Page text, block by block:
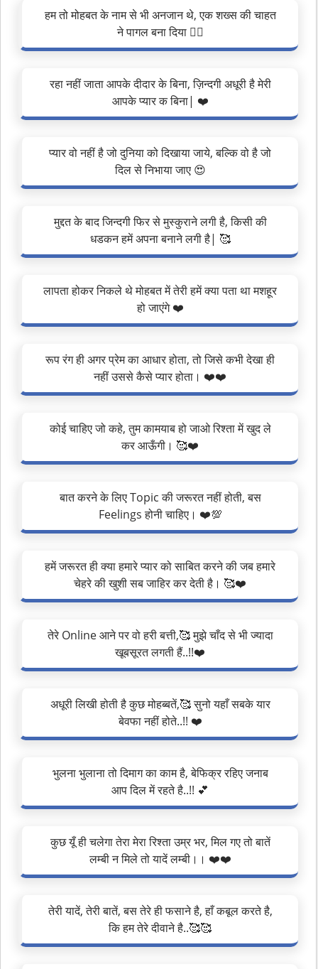
हम तो मोहबत के नाम से भी अनजान थे, एक शख्स की चाहत
ने पागल बना दिया ❤️‍🔥
रहा नहीं जाता आपके दीदार के बिना, ज़िन्दगी अधूरी है मेरी
आपके प्यार क बिना| ❤️
प्यार वो नहीं है जो दुनिया को दिखाया जाये, बल्कि वो है जो
दिल से निभाया जाए 😍
मुद्दत के बाद जिन्दगी फिर से मुस्कुराने लगी है, किसी की
धडकन हमें अपना बनाने लगी है| 🥰
लापता होकर निकले थे मोहबत में तेरी हमें क्या पता था मशहूर
हो जाएंगे ❤️
रूप रंग ही अगर प्रेम का आधार होता, तो जिसे कभी देखा ही
नहीं उससे कैसे प्यार होता। ❤️❤️
कोई चाहिए जो कहे, तुम कामयाब हो जाओ रिश्ता में खुद ले
कर आऊँगी। 🥰❤️
बात करने के लिए Topic की जरूरत नहीं होती, बस
Feelings होनी चाहिए। ❤️💯
हमें जरूरत ही क्या हमारे प्यार को साबित करने की जब हमारे
चेहरे की खुशी सब जाहिर कर देती है। 🥰❤️
तेरे Online आने पर वो हरी बत्ती,🥰 मुझे चाँद से भी ज्यादा
खूबसूरत लगती हैं..!!❤️
अधूरी लिखी होती है कुछ मोहब्बतें,🥰 सुनो यहाँ सबके यार
बेवफा नहीं होते..!! ❤️
भुलना भुलाना तो दिमाग का काम है, बेफिक्र रहिए जनाब
आप दिल में रहते है..!! 💕
कुछ यूँ ही चलेगा तेरा मेरा रिश्ता उम्र भर, मिल गए तो बातें
लम्बी न मिले तो यादें लम्बी।। ❤️❤️
तेरी यादें, तेरी बातें, बस तेरे ही फसाने है, हाँ कबूल करते है,
कि हम तेरे दीवाने है..🥰🥰